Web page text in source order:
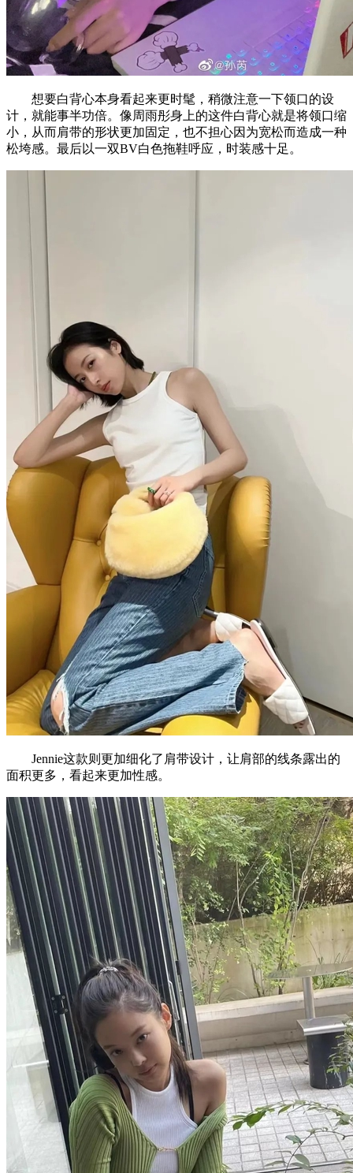
想要白背心本身看起来更时髦，稍微注意一下领口的设
计，就能事半功倍。像周雨彤身上的这件白背心就是将领口缩
小，从而肩带的形状更加固定，也不担心因为宽松而造成一种
松垮感。最后以一双BV白色拖鞋呼应，时装感十足。
Jennie这款则更加细化了肩带设计，让肩部的线条露出的
面积更多，看起来更加性感。